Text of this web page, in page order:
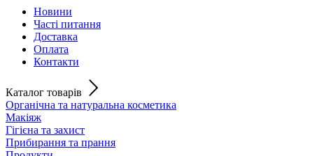
Новини
Часті питання
Доставка
Оплата
Контакти
Каталог товарів
Органічна та натуральна косметика
Макіяж
Гігієна та захист
Прибирання та прання